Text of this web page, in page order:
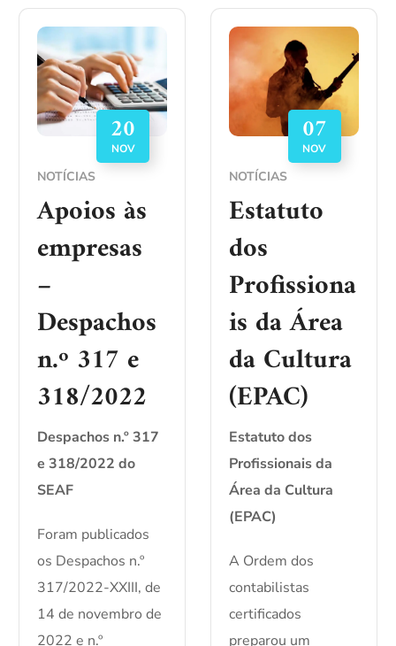
20
NOV
NOTÍCIAS
Apoios às
empresas
–
Despachos
n.º 317 e
318/2022
Despachos n.º 317
e 318/2022 do
SEAF
Foram publicados
os Despachos n.º
317/2022-XXIII, de
14 de novembro de
2022 e n.º
07
NOV
NOTÍCIAS
Estatuto
dos
Profissiona
is da Área
da Cultura
(EPAC)
Estatuto dos
Profissionais da
Área da Cultura
(EPAC)
A Ordem dos
contabilistas
certificados
preparou um